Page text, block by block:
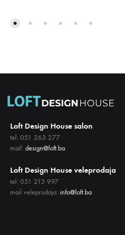
Loft Design House salon
tel: 051 263 277
mail: design@loft.ba
Loft Design House veleprodaja
tel: 051 213 997
mail veleprodaja: info@loft.ba